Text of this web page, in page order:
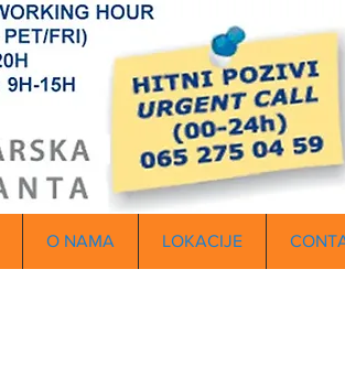
O NAMA LOKACIJE